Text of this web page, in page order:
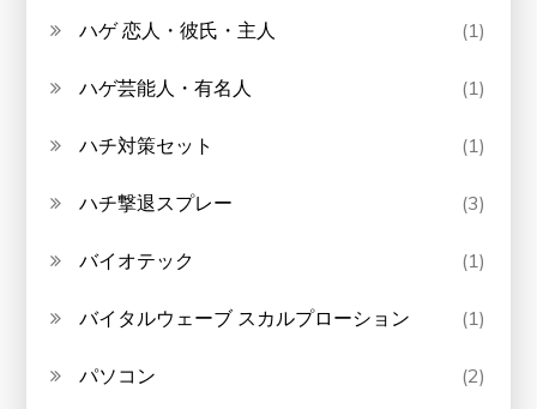
ハゲ 恋人・彼氏・主人 (1)
ハゲ芸能人・有名人 (1)
ハチ対策セット (1)
ハチ撃退スプレー (3)
バイオテック (1)
バイタルウェーブ スカルプローション (1)
パソコン (2)